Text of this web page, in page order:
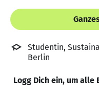
Studentin,
Berlin
Logg Dich ein, um alle